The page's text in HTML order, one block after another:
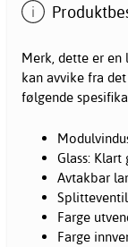
Merk, dette er
kan avvike fra
følgende
Glass: Klart
Avtakbar
Farge
Farge